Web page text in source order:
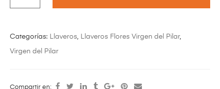
Categorías: Llaveros, Llaveros Flores Virgen del Pilar,
Virgen del Pilar
Compartir en: